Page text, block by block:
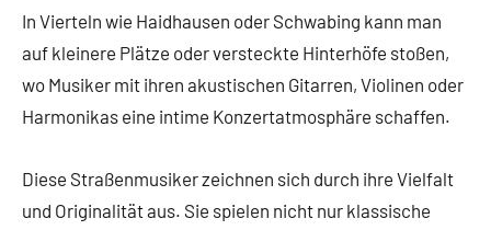
In Vierteln wie Haidhausen oder Schwabing kann man
auf kleinere Plätze oder versteckte Hinterhöfe stoßen,
wo Musiker mit ihren akustischen Gitarren, Violinen oder
Harmonikas eine intime Konzertatmosphäre schaffen.
Diese Straßenmusiker zeichnen sich durch ihre Vielfalt
und Originalität aus. Sie spielen nicht nur klassische